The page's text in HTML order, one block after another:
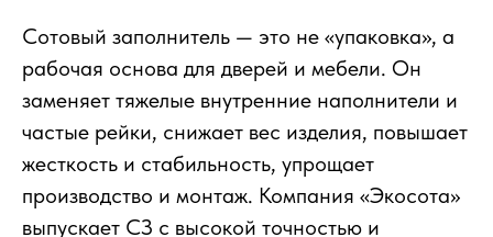
Сотовый заполнитель — это не «упаковка», а
рабочая основа для дверей и мебели. Он
заменяет тяжелые внутренние наполнители и
частые рейки, снижает вес изделия, повышает
жесткость и стабильность, упрощает
производство и монтаж. Компания «Экосота»
выпускает СЗ с высокой точностью и